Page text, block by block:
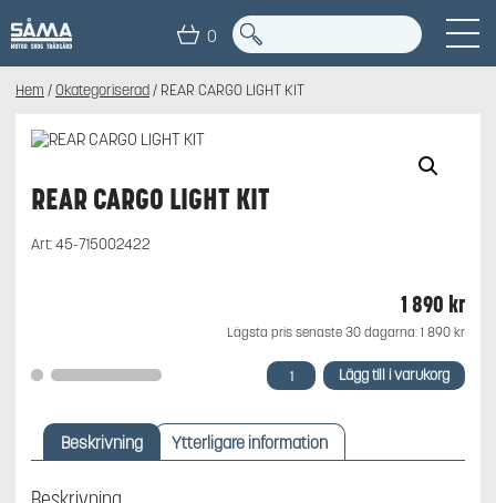
0
Hem /Okategoriserad/ REAR CARGO LIGHT KIT
REAR CARGO LIGHT KIT
Art:45-715002422
1 890 kr
Lägsta pris senaste 30 dagarna: 1 890 kr
REAR
CARGO
KIT
mängd
Lägg till i varukorg
Beskrivning Ytterligare information